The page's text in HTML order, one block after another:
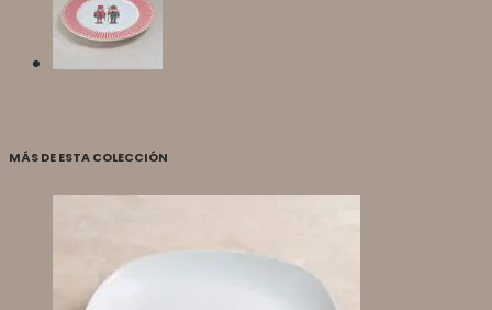
MÁS DE ESTA COLECCIÓN